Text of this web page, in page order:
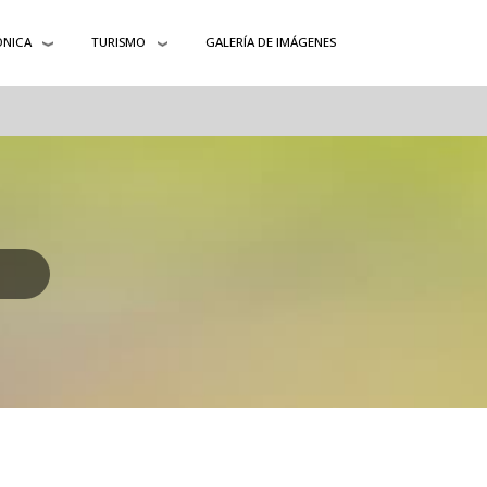
TURISMO GALERÍA DE IMÁGENES